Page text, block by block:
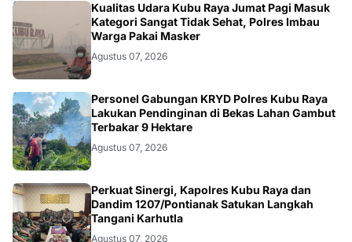
KALBAR
Kualitas Udara Kubu Raya Jumat Pagi Masuk
Kategori Sangat Tidak Sehat, Polres Imbau
Warga Pakai Masker
Agustus 07, 2026
KALBAR
Personel Gabungan KRYD Polres Kubu Raya
Lakukan Pendinginan di Bekas Lahan Gambut
Terbakar 9 Hektare
Agustus 07, 2026
KALBAR
Perkuat Sinergi, Kapolres Kubu Raya dan
Dandim 1207/Pontianak Satukan Langkah
Tangani Karhutla
Agustus 07, 2026